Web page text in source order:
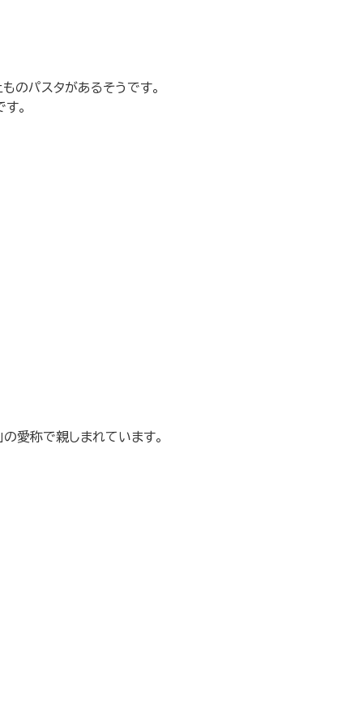
のパスタがあるそうです。
。
の愛称で親しまれています。